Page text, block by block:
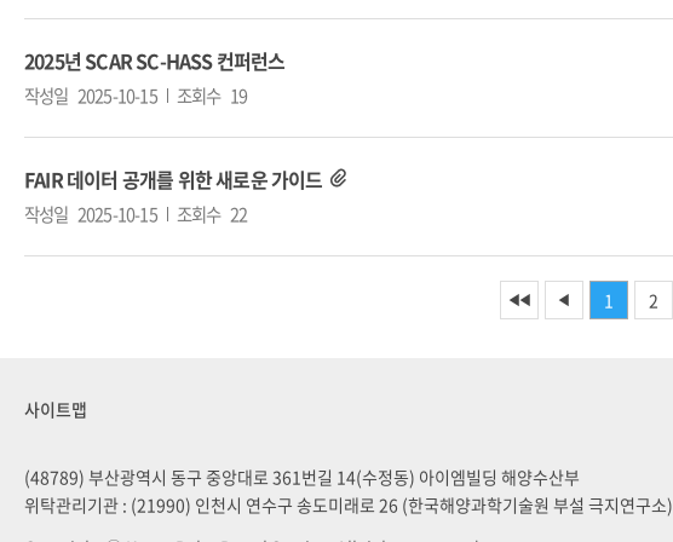
2025년 SCAR SC-HASS 컨퍼런스
작성일 2025-10-15 조회수 19
FAIR 데이터 공개를 위한 새로운 가이드
작성일 2025-10-15 조회수 22
◀◀ ◀ 1 2
사이트맵
(48789) 부산광역시 동구 중앙대로 361번길 14(수정동) 아이엠빌딩 해양수산부
위탁관리기관 : (21990) 인천시 연수구 송도미래로 26 (한국해양과학기술원 부설 극지연구소)